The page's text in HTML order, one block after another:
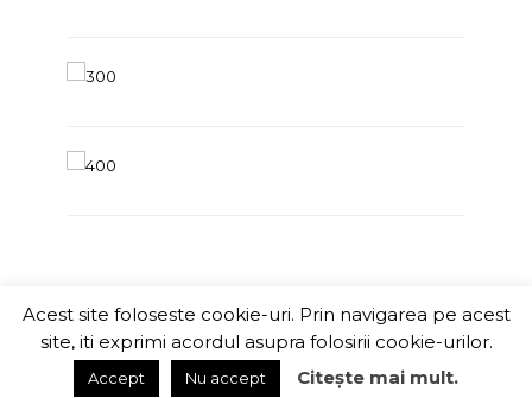
ITChannel
Acest site foloseste cookie-uri. Prin navigarea pe acest
site, iti exprimi acordul asupra folosirii cookie-urilor.
Accept Nu accept Citește mai mult.